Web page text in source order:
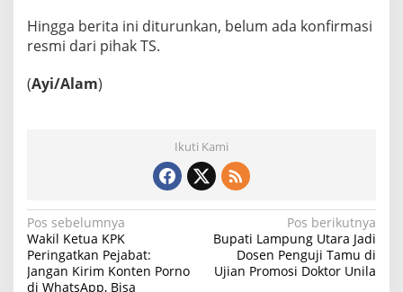
Hingga berita ini diturunkan, belum ada konfirmasi
resmi dari pihak TS.
(Ayi/Alam)
Ikuti Kami
N
a
v
Pos sebelumnya
Wakil Ketua KPK
Peringatkan Pejabat:
Jangan Kirim Konten Porno
di WhatsApp, Bisa
Pos berikutnya
Bupati Lampung Utara Jadi
Dosen Penguji Tamu di
Ujian Promosi Doktor Unila